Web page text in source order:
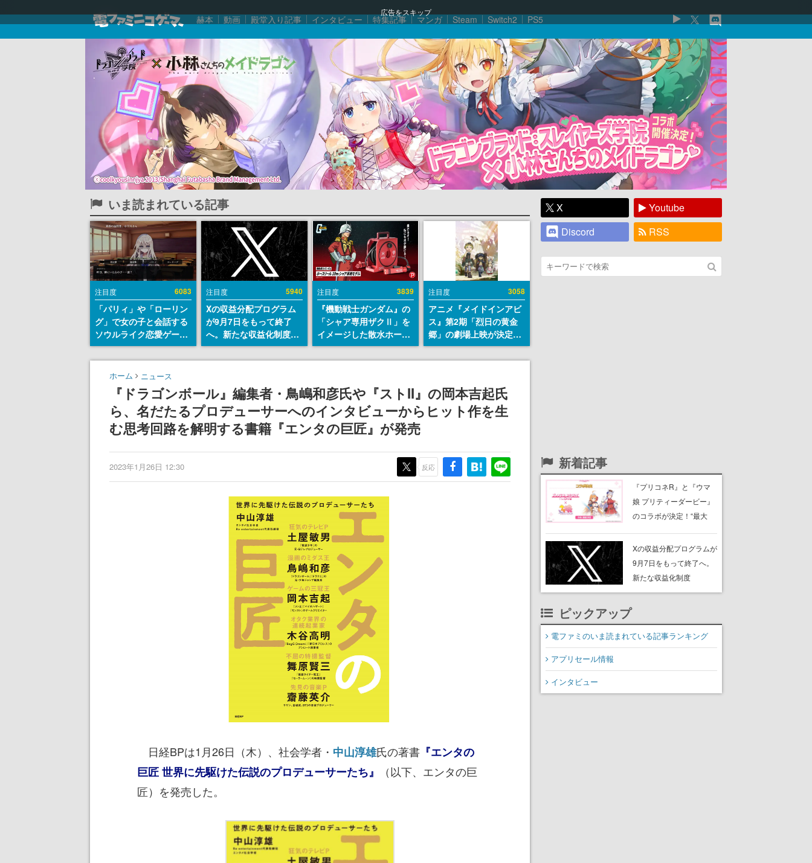
広告をスキップ
赫本 動画 殿堂入り記事 インタビュー 特集記事 マンガ Steam Switch2 PS5
いま読まれている記事
注目度 6083
「パリィ」や「ローリン
グ」で女の子と会話する
ソウルライク恋愛ゲーム
『小早川さんはソウルラ
イク』無料公開。返事に
失敗すると「YOU
DIED」
注目度 5940
Xの収益分配プログラム
が9月7日をもって終了
へ。新たな収益化制度
「Original Content
Rewards Program」を
注目度 3839
『機動戦士ガンダム』の
「シャア専用ザクⅡ」を
イメージした散水ホース
リールが予約開始。本体
にはシャアのパーソナル
エンブレム、型式番号な
どを配置
注目度 3058
アニメ『メイドインアビ
ス』第2期「烈日の黄金
郷」の劇場上映が決定！
レグ役・伊瀬茉莉也さん
らが登壇する舞台挨拶も
ホーム ニュース
『ドラゴンボール』編集者・鳥嶋和彦氏や『ストII』の岡本吉起氏
ら、名だたるプロデューサーへのインタビューからヒット作を生
む思考回路を解明する書籍『エンタの巨匠』が発売
2023年1月26日 12:30 反応
日経BPは1月26日（木）、社会学者・ 中山淳雄氏の著書 『エンタの
巨匠 世界に先駆けた伝説のプロデューサーたち』
（以下、エンタの巨
匠）を発売した。
X
Youtube
Discord
RSS
新着記事
『プリコネR』と『ウマ
娘 プリティーダービー』
のコラボが決定！“最大
ンペーンなども発表
Xの収益分配プログラムが
9月7日をもって終了へ。
新たな収益化制度
「Original Content
ピックアップ
電ファミのいま読まれている記事ランキング
アプリセール情報
インタビュー